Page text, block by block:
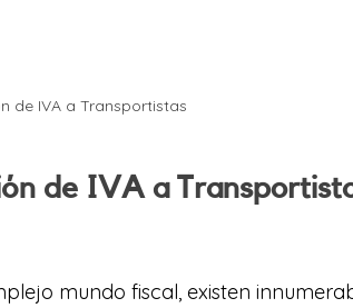
de IVA a Transportistas
de IVA a
mundo fiscal, existen